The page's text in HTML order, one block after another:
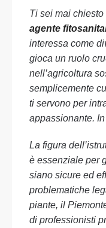
Ti sei mai
agente
interessa come
gioca un ruolo
nell’agricoltura
semplicemente
ti servono per
appassionante.
La figura
è essenziale per
siano sicure ed
problematiche
piante, il
di professionisti